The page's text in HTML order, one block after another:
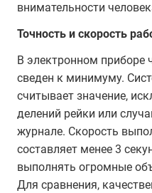
внимательности
Точность и скорость
В электронном приборе
сведен к минимуму.
считывает значение,
делений рейки или
журнале. Скорость
составляет менее 3
выполнять огромные
Для сравнения,